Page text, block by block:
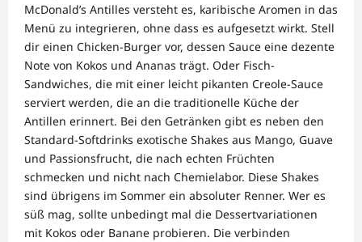
McDonald’s Antilles versteht es, karibische Aromen in das
Menü zu integrieren, ohne dass es aufgesetzt wirkt. Stell
dir einen Chicken-Burger vor, dessen Sauce eine dezente
Note von Kokos und Ananas trägt. Oder Fisch-
Sandwiches, die mit einer leicht pikanten Creole-Sauce
serviert werden, die an die traditionelle Küche der
Antillen erinnert. Bei den Getränken gibt es neben den
Standard-Softdrinks exotische Shakes aus Mango, Guave
und Passionsfrucht, die nach echten Früchten
schmecken und nicht nach Chemielabor. Diese Shakes
sind übrigens im Sommer ein absoluter Renner. Wer es
süß mag, sollte unbedingt mal die Dessertvariationen
mit Kokos oder Banane probieren. Die verbinden